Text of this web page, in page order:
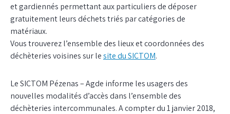
et gardiennés permettant aux particuliers de déposer
gratuitement leurs déchets triés par catégories de
matériaux.
Vous trouverez l’ensemble des lieux et coordonnées des
déchèteries voisines sur lesite du SICTOM.
Le SICTOM Pézenas – Agde informe les usagers des
nouvelles modalités d’accès dans l’ensemble des
déchèteries intercommunales. A compter du 1 janvier 2018,